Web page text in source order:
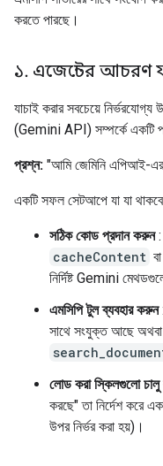
করতে পারছে।
১. এজেন্টের আচরণ
যাচাই করার সবচেয়ে
(Gemini API) সম্পর্কে একটি
প্রশ্ন: "আমি জেমিনি এপিআই-এর
একটি সফল সেটআপে যা যা
সঠিক কোড প্রদান করুন:
cacheContent বা
নির্দিষ্ট Gemini
এমসিপি টুল ব্যবহার করুন
সাথে সংযুক্ত আছে
লোড করা স্কিলগুলো
করছে" তা নির্দেশ করে
উপর নির্ভর করা হয়)।